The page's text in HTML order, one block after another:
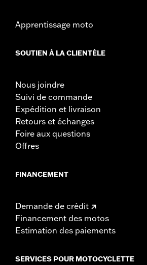
Apprentissage moto
SOUTIEN À LA CLIENTÈLE
Nous joindre
Suivi de commande
Expédition et livraison
Retours et échanges
Foire aux questions
Offres
FINANCEMENT
Demande de crédit
Financement des motos
Estimation des paiements
SERVICES POUR MOTOCYCLETTE